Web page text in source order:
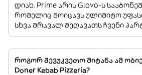
დიახ. Prime არის Glovo-ს
რომელიც მოიცავს ულიმიტო
სხვა მრავალ შეღავათს ჩვენი
როგორ შევუკვეთო მიტანა ამ
Doner Kebab Pizzeria?